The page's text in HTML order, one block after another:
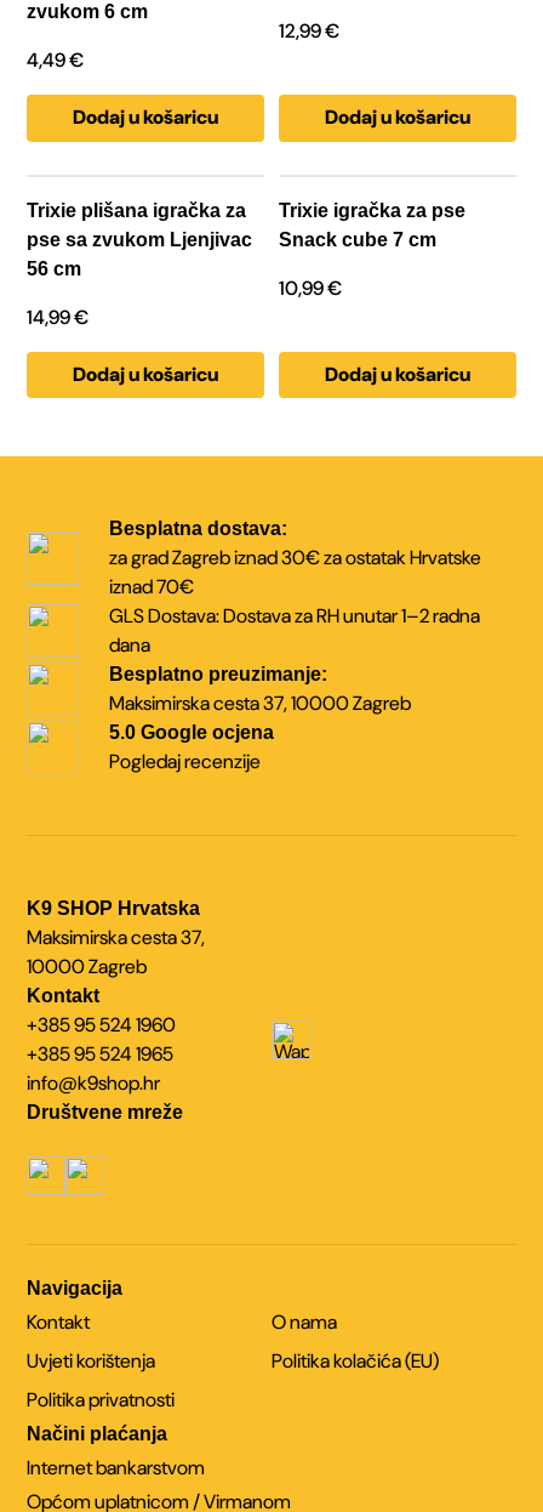
zvukom 6 cm
4,49€
Dodaj u košaricu
12,99€
Dodaj u košaricu
Trixie plišana igračka za
pse sa zvukom Ljenjivac
56 cm
14,99€
Dodaj u košaricu
Trixie igračka za pse
Snack cube 7 cm
10,99€
Dodaj u košaricu
Besplatna dostava:
za grad Zagreb iznad 30€za ostatak Hrvatske
iznad 70€
GLS Dostava:Dostava za RH unutar1–2 radna
dana
Besplatno preuzimanje:
Maksimirska cesta 37,10000 Zagreb
5.0 Google ocjena
Pogledaj recenzije
K9 SHOP Hrvatska
Maksimirska cesta 37,
10000 Zagreb
Kontakt
+385 95 524 1960
+385 95 524 1965
info@k9shop.hr
Navigacija
Kontakt
O nama
Uvjeti korištenja
Politika kolačića (EU)
Politika privatnosti
Načini plaćanja
Internet bankarstvom
Općom uplatnicom / Virmanom
Društvene mreže